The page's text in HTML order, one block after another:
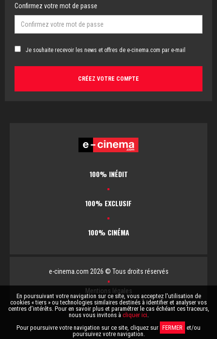
En poursuivant votre navigation sur ce site, vous acceptez l'utilisation de
cookies « tiers » ou technologies similaires destinés à identifier et analyser vos
centres d’intérêts. Pour en savoir plus et paramétrer le cas échéant ces traceurs,
nous vous invitons à cliquer ici.
Pour poursuivre votre navigation sur ce site, cliquez sur FERMER et/ou
poursuivez votre navigation.
Confirmez votre mot de passe
Je souhaite recevoir les news et offres de e-cinema.com par e-mail
100% INÉDIT
▪
100% EXCLUSIF
▪
100% CINÉMA
e-cinema.com 2026 © Tous droits réservés
▪
Mentions légales